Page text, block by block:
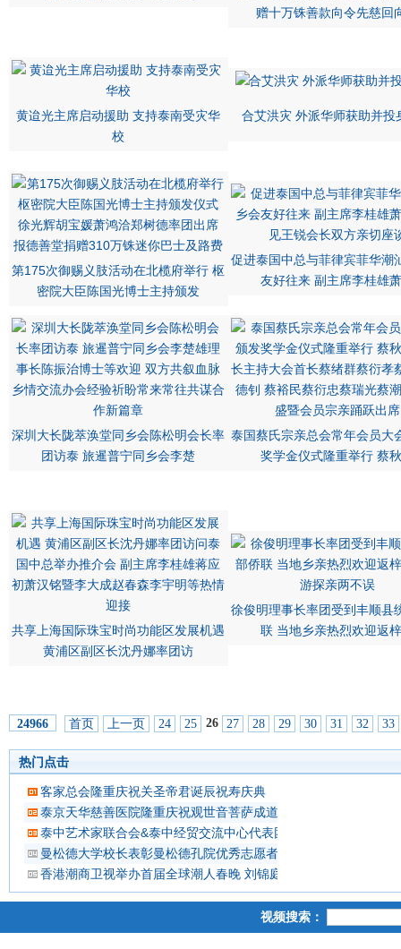
赠十万铢善款向令先慈回
黄迨光主席启动援助 支持泰南受灾华
校
合艾洪灾 外派华师获助并投
第175次御赐义肢活动在北榄府举行 枢
密院大臣陈国光博士主持颁发
促进泰国中总与菲律宾菲华潮
友好往来 副主席李桂雄
深圳大长陇萃涣堂同乡会陈松明会长率
团访泰 旅暹普宁同乡会李楚
泰国蔡氏宗亲总会常年会员大
奖学金仪式隆重举行 蔡
共享上海国际珠宝时尚功能区发展机遇
黄浦区副区长沈丹娜率团访
徐俊明理事长率团受到丰顺县
联 当地乡亲热烈欢迎返
24966 首页 上一页 24 25 26 27 28 29 30 31 32 33
热门点击
客家总会隆重庆祝关圣帝君诞辰祝寿庆典
泰京天华慈善医院隆重庆祝观世音菩萨成道吉日延僧诵经祈福
泰中艺术家联合会&泰中经贸交流中心代表团 蔡义批会长率领抵
曼松德大学校长表彰曼松德孔院优秀志愿者教师
香港潮商卫视举办首届全球潮人春晚 刘锦庭等侨领出席
视频搜索：